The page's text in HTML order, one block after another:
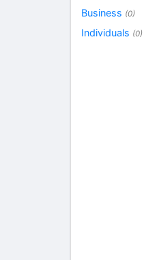
Business (0)
Individuals (0)